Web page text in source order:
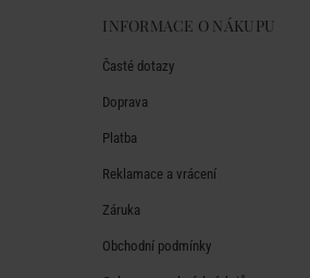
INFORMACE O NÁKUPU
Časté dotazy
Doprava
Platba
Reklamace a vrácení
Záruka
Obchodní podmínky